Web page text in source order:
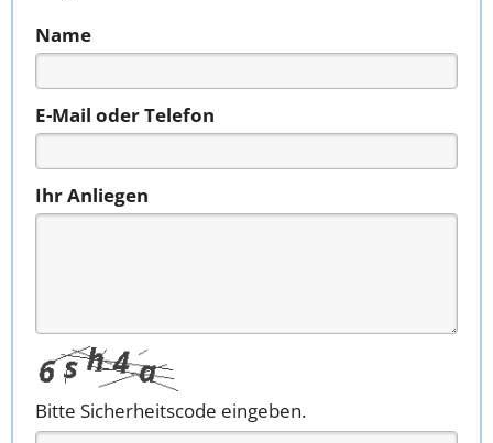
Name
E-Mail oder Telefon
Ihr Anliegen
Bitte Sicherheitscode eingeben.